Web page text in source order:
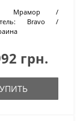
Мрамор
Bravo
грн.